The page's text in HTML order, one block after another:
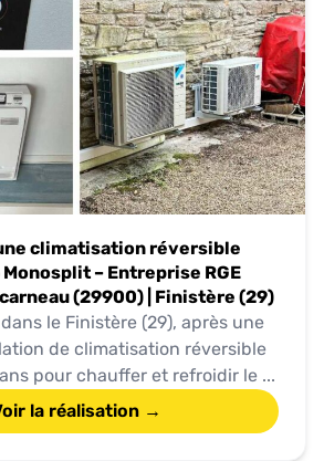
climatisation réversible
Monosplit – Entreprise RGE
(29900) | Finistère (29)
le Finistère (29), après une
de climatisation réversible
pour chauffer et refroidir le ...
la réalisation →